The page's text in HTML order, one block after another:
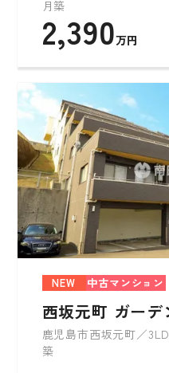
月築
2,390万円
NEW 中古マンション
西坂元町 ガー
鹿児島市西坂元町／
築